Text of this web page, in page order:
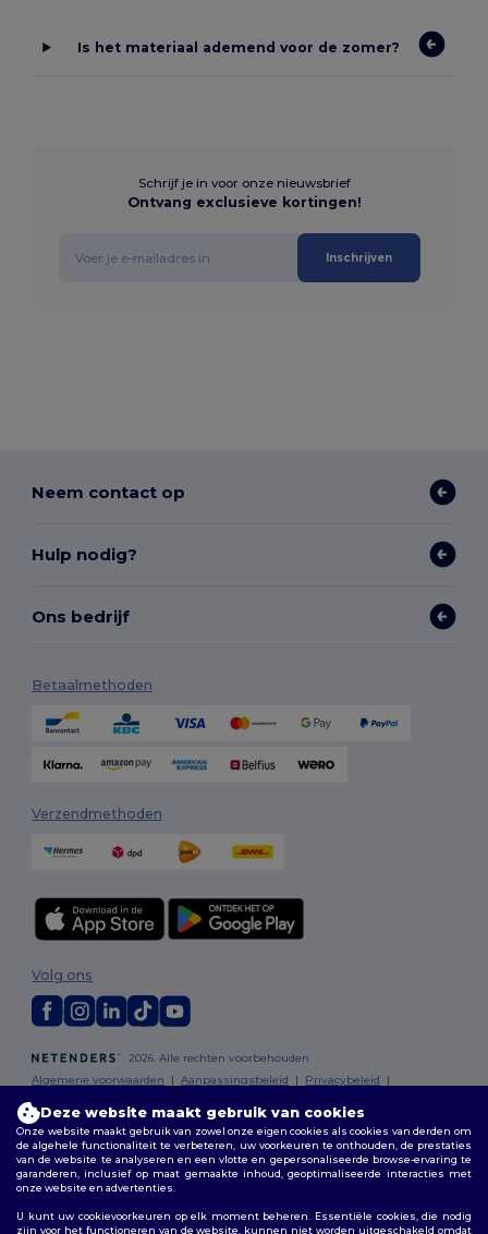
Is het materiaal ademend voor de zomer?
Schrijf je in voor onze nieuwsbrief
Ontvang exclusieve kortingen!
Inschrijven
Neem contact op
Hulp nodig?
Ons bedrijf
Betaalmethoden
Verzendmethoden
2026. Alle rechten voorbehouden
Algemene voorwaarden |Aanpassingsbeleid | Privacybeleid |
Volg ons
Bruxelles| Anvers | Mortsel |Malines|Lierre |Turnhout| Geel|
Herentals |Hoogstraten | Bruges
Deze website maakt gebruik van cookies
Onze website maakt gebruik van zowel onze eigen cookies als cookies van derden om
de algehele functionaliteit te verbeteren, uw voorkeuren te onthouden, de prestaties
van de website te analyseren en een vlotte en gepersonaliseerde browse-ervaring te
garanderen, inclusief op maat gemaakte inhoud, geoptimaliseerde interacties met
onze website en advertenties.
U kunt uw cookievoorkeuren op elk moment beheren. Essentiële cookies, die nodig
zijn voor het functioneren van de website, kunnen niet worden uitgeschakeld omdat
U
€10